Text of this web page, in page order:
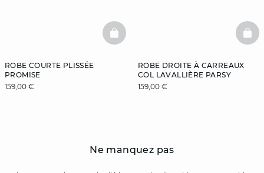
ROBE COURTE PLISSÉE
PROMISE
159,00 €
BASKETFULL
ROBE DROITE À CARREAUX
COL LAVALLIÈRE PARSY
159,00 €
Ne manquez pas